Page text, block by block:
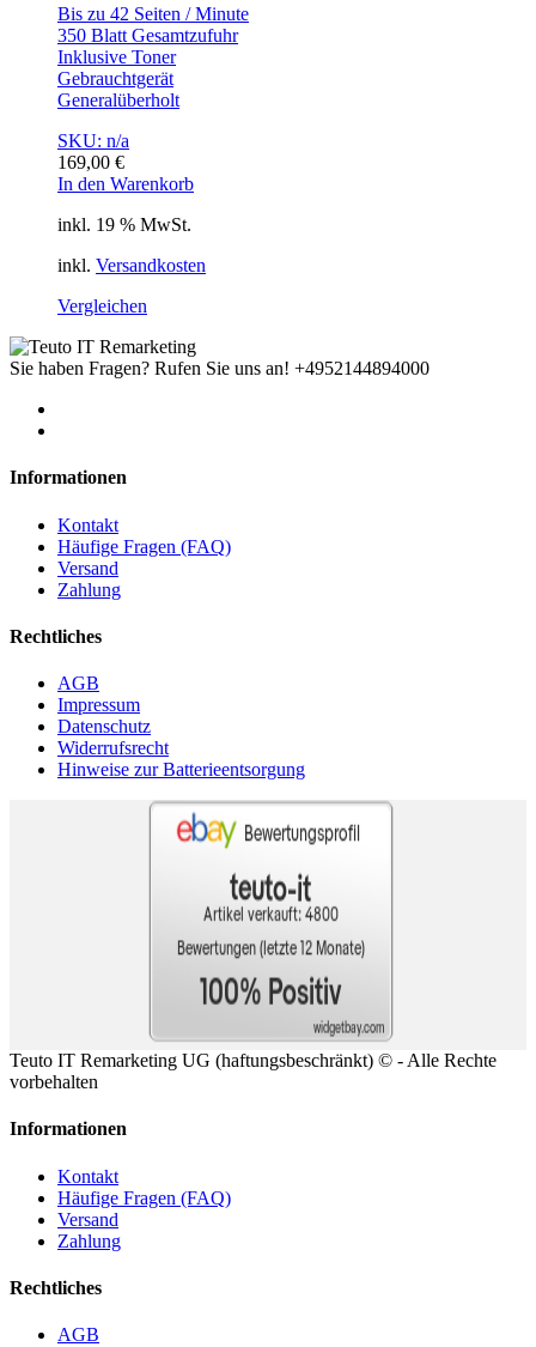
Bis zu 42 Seiten / Minute
350 Blatt Gesamtzufuhr
Inklusive Toner
Gebrauchtgerät
Generalüberholt
SKU: n/a
169,00 €
In den Warenkorb
inkl. 19 % MwSt.
inkl. Versandkosten
Vergleichen
Sie haben Fragen? Rufen Sie uns an! +4952144894000
Informationen
Kontakt
Häufige Fragen (FAQ)
Versand
Zahlung
Rechtliches
AGB
Impressum
Datenschutz
Widerrufsrecht
Hinweise zur Batterieentsorgung
Teuto IT Remarketing UG (haftungsbeschränkt) © - Alle Rechte
vorbehalten
Informationen
Kontakt
Häufige Fragen (FAQ)
Versand
Zahlung
Rechtliches
AGB